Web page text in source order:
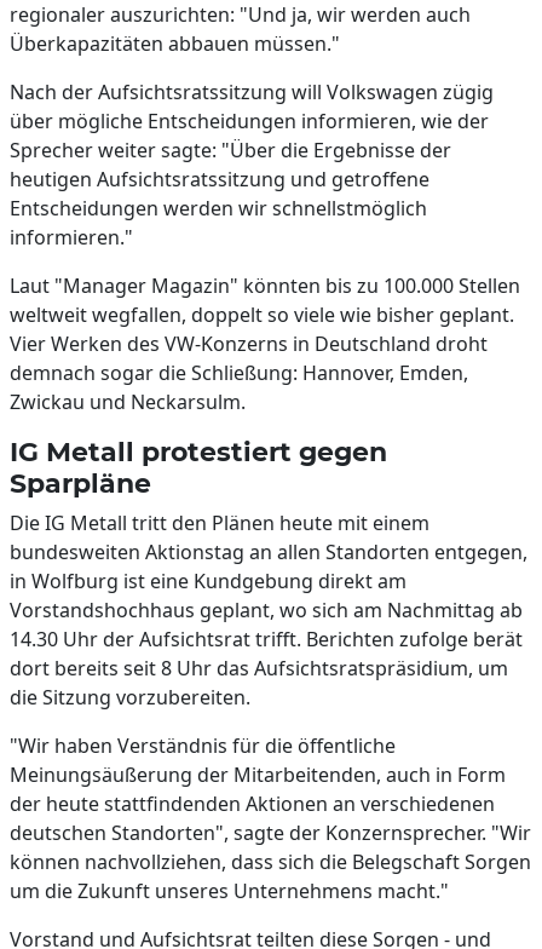
regionaler auszurichten: "Und ja, wir werden auch
Überkapazitäten abbauen müssen."
Nach der Aufsichtsratssitzung will Volkswagen zügig
über mögliche Entscheidungen informieren, wie der
Sprecher weiter sagte: "Über die Ergebnisse der
heutigen Aufsichtsratssitzung und getroffene
Entscheidungen werden wir schnellstmöglich
informieren."
Laut "Manager Magazin" könnten bis zu 100.000 Stellen
weltweit wegfallen, doppelt so viele wie bisher geplant.
Vier Werken des VW-Konzerns in Deutschland droht
demnach sogar die Schließung: Hannover, Emden,
Zwickau und Neckarsulm.
IG Metall protestiert gegen
Sparpläne
Die IG Metall tritt den Plänen heute mit einem
bundesweiten Aktionstag an allen Standorten entgegen,
in Wolfburg ist eine Kundgebung direkt am
Vorstandshochhaus geplant, wo sich am Nachmittag ab
14.30 Uhr der Aufsichtsrat trifft. Berichten zufolge berät
dort bereits seit 8 Uhr das Aufsichtsratspräsidium, um
die Sitzung vorzubereiten.
"Wir haben Verständnis für die öffentliche
Meinungsäußerung der Mitarbeitenden, auch in Form
der heute stattfindenden Aktionen an verschiedenen
deutschen Standorten", sagte der Konzernsprecher. "Wir
können nachvollziehen, dass sich die Belegschaft Sorgen
um die Zukunft unseres Unternehmens macht."
Vorstand und Aufsichtsrat teilten diese Sorgen - und